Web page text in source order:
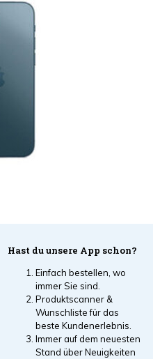
Hast du unsere App schon?
Einfach bestellen, wo
immer Sie sind.
Produktscanner &
Wunschliste für das
beste Kundenerlebnis.
Immer auf dem neuesten
Stand über Neuigkeiten